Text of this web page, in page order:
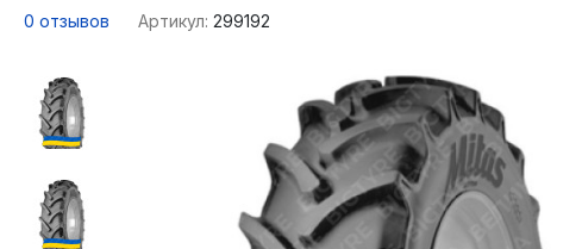
0 отзывов Артикул: 299192